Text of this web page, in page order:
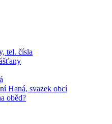
tel. čísla
Haná, svazek obcí
oběd?